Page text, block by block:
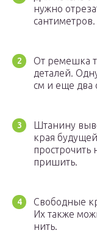
нужно
сантиметров.
От ремешка
деталей.
см и еще два
Штанину
края
прострочить
пришить.
Свободные
Их также
нить.